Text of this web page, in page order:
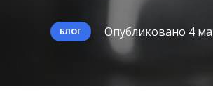
БЛОГ Опубликовано 4